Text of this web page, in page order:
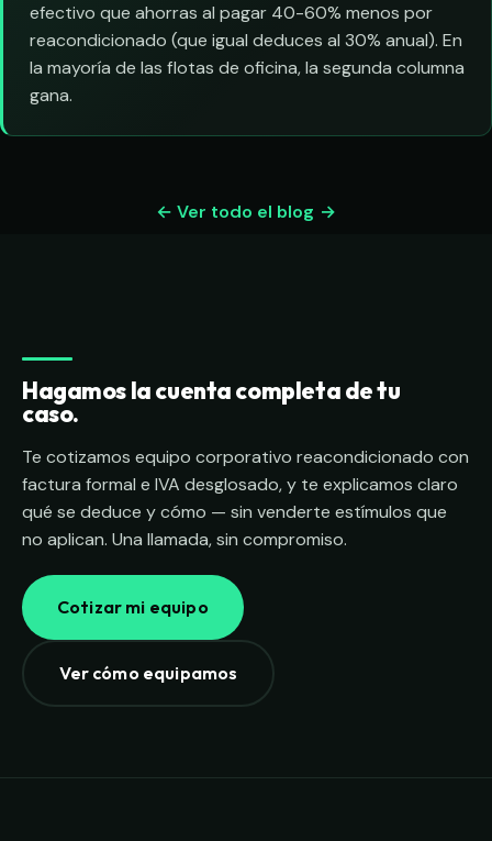
efectivo que ahorras al pagar 40-60% menos por
reacondicionado (que igual deduces al 30% anual). En
la mayoría de las flotas de oficina, la segunda columna
gana.
← Ver todo el blog
Hagamos la cuenta completa de tu
caso.
Te cotizamos equipo corporativo reacondicionado con
factura formal e IVA desglosado, y te explicamos claro
qué se deduce y cómo — sin venderte estímulos que
no aplican. Una llamada, sin compromiso.
Cotizar mi equipo
Ver cómo equipamos